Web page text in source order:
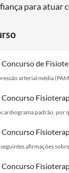
para
de
arterial média
padrão, por
afirmações